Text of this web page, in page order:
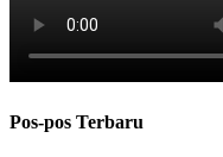
Pos-pos Terbaru